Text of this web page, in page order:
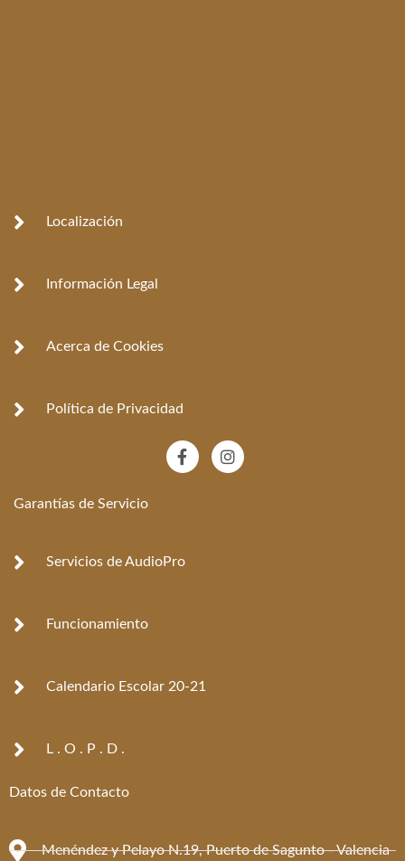
Localización
Información Legal
Acerca de Cookies
Política de Privacidad
F
a
k
I
n
Garantías de Servicio
Servicios de AudioPro
Funcionamiento
Calendario Escolar 20-21
L . O . P . D .
Datos de Contacto
Menéndez y Pelayo N.19, Puerto de Sagunto - Valencia